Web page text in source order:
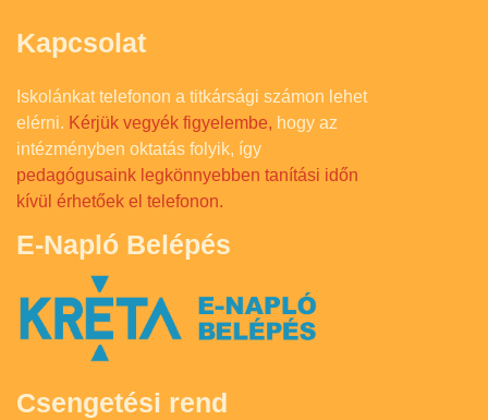
Kapcsolat
Iskolánkat telefonon a titkársági számon lehet
elérni. Kérjük vegyék figyelembe, hogy az
intézményben oktatás folyik, így
pedagógusaink legkönnyebben tanítási időn
kívül érhetőek el telefonon.
E-Napló Belépés
Csengetési rend